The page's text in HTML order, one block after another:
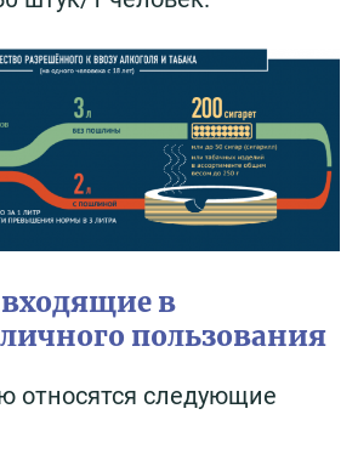
в
пользования
относятся следующие